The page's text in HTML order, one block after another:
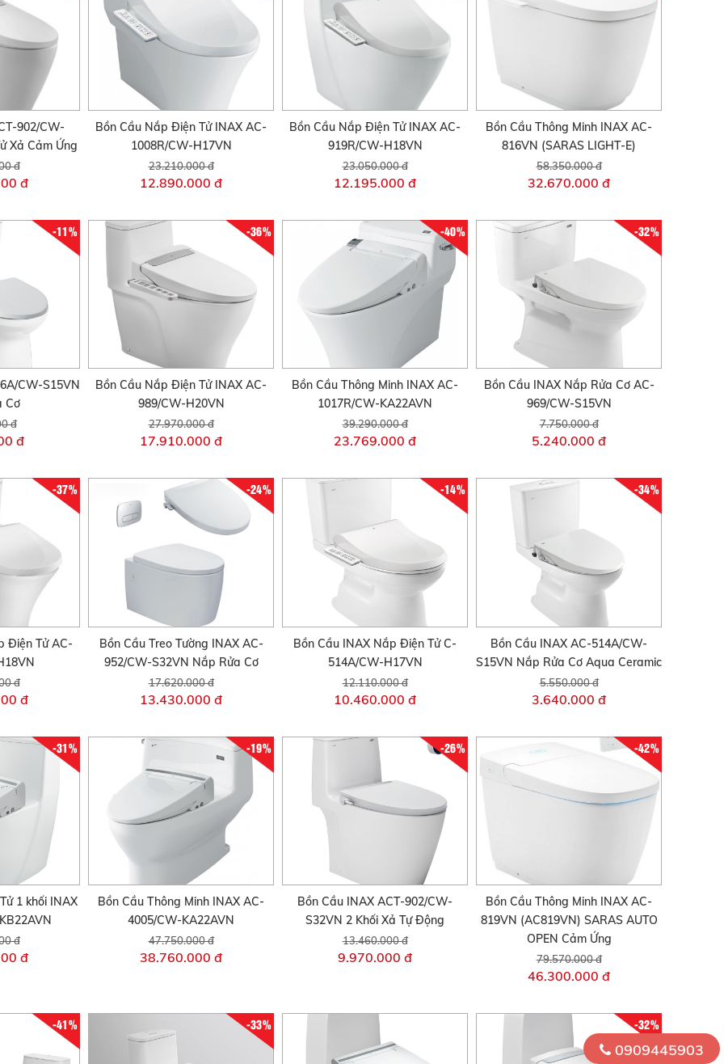
902/CW-
Xả Cảm Ứng
đ
đ
Bồn Cầu Nắp Điện Tử INAX AC-
1008R/CW-H17VN
23.210.000 đ
12.890.000 đ
Bồn Cầu Nắp Điện Tử INAX AC-
919R/CW-H18VN
23.050.000 đ
12.195.000 đ
Bồn Cầu Thông Minh INAX AC-
816VN (SARAS LIGHT-E)
58.350.000 đ
32.670.000 đ
-11%
CW-S15VN
Cơ
đ
đ
-36%
Bồn Cầu Nắp Điện Tử INAX AC-
989/CW-H20VN
27.970.000 đ
17.910.000 đ
-40%
Bồn Cầu Thông Minh INAX AC-
1017R/CW-KA22AVN
39.290.000 đ
23.769.000 đ
-32%
Bồn Cầu INAX Nắp Rửa Cơ AC-
969/CW-S15VN
7.750.000 đ
5.240.000 đ
-37%
Điện Tử AC-
đ
đ
-24%
Bồn Cầu Treo Tường INAX AC-
952/CW-S32VN Nắp Rửa Cơ
17.620.000 đ
13.430.000 đ
-14%
Bồn Cầu INAX Nắp Điện Tử C-
514A/CW-H17VN
12.110.000 đ
10.460.000 đ
-34%
Bồn Cầu INAX AC-514A/CW-
S15VN Nắp Rửa Cơ Aqua Ceramic
5.550.000 đ
3.640.000 đ
-31%
1 khối INAX
đ
đ
-19%
Bồn Cầu Thông Minh INAX AC-
4005/CW-KA22AVN
47.750.000 đ
38.760.000 đ
-26%
Bồn Cầu INAX ACT-902/CW-
S32VN 2 Khối Xả Tự Động
13.460.000 đ
9.970.000 đ
-42%
Bồn Cầu Thông Minh INAX AC-
819VN (AC819VN) SARAS AUTO
OPEN Cảm Ứng
79.570.000 đ
46.300.000 đ
-41% -33% -32%
0909445903